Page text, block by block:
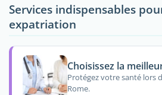
Services indispensables
expatriation
Choisissez la
Protégez votre santé lors
Rome.